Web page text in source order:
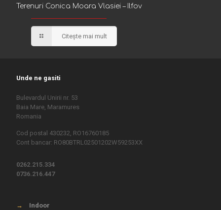
Terenuri Conica Moara Vlasiei – Ilfov
Terenuri Conica Moara Vlasiei – Ilfov
Citește mai mult
Unde ne gasiti
Bulevardul Unirii nr. 53
Baia Mare, Maramures
Romania
Cod postal 430232, RO16760185
Cont bancar: RO80BTRL02501202W59253XX
0262.215.334
0736.216.447
→ Indoor